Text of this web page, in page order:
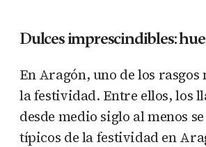
Dulces imprescindibles:
En Aragón, uno de los
la festividad. Entre ellos, los
desde medio siglo al menos
típicos de la festividad en